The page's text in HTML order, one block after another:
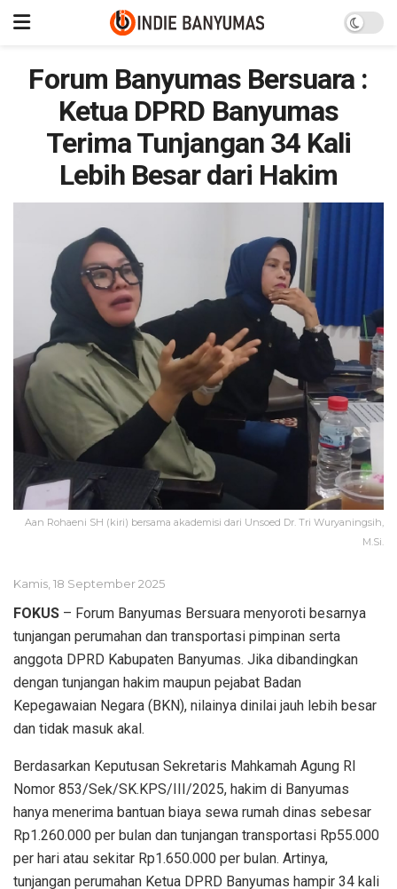
Forum Banyumas Bersuara :
Ketua DPRD Banyumas
Terima Tunjangan 34 Kali
Lebih Besar dari Hakim
Aan Rohaeni SH (kiri) bersama akademisi dari Unsoed Dr. Tri Wuryaningsih,
M.Si.
Kamis, 18 September 2025
FOKUS – Forum Banyumas Bersuara menyoroti besarnya
tunjangan perumahan dan transportasi pimpinan serta
anggota DPRD Kabupaten Banyumas. Jika dibandingkan
dengan tunjangan hakim maupun pejabat Badan
Kepegawaian Negara (BKN), nilainya dinilai jauh lebih besar
dan tidak masuk akal.
Berdasarkan Keputusan Sekretaris Mahkamah Agung RI
Nomor 853/Sek/SK.KPS/III/2025, hakim di Banyumas
hanya menerima bantuan biaya sewa rumah dinas sebesar
Rp1.260.000 per bulan dan tunjangan transportasi Rp55.000
per hari atau sekitar Rp1.650.000 per bulan. Artinya,
tunjangan perumahan Ketua DPRD Banyumas hampir 34 kali